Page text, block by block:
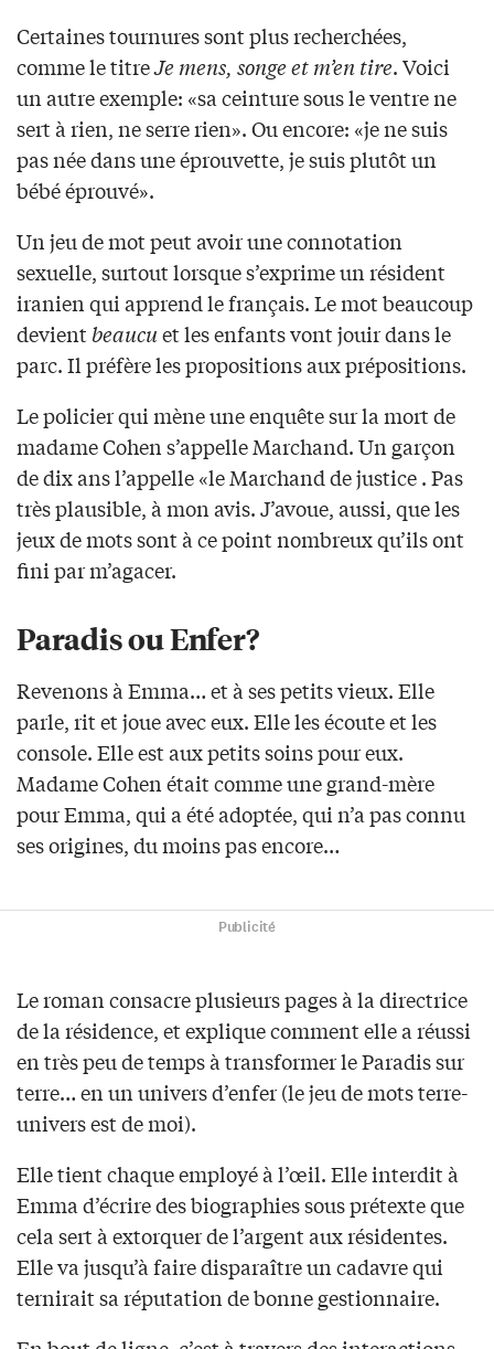
Certaines tournures sont plus recherchées,
comme le titreJe mens, songe et m’en tire. Voici
un autre exemple: «sa ceinture sous le ventre ne
sert à rien, ne serre rien». Ou encore: «je ne suis
pas née dans une éprouvette, je suis plutôt un
bébé éprouvé».
Un jeu de mot peut avoir une connotation
sexuelle, surtout lorsque s’exprime un résident
iranien qui apprend le français. Le mot beaucoup
devientbeaucuet les enfants vont jouir dans le
parc. Il préfère les propositions aux prépositions.
Le policier qui mène une enquête sur la mort de
madame Cohen s’appelle Marchand. Un garçon
de dix ans l’appelle «le Marchand de justice . Pas
très plausible, à mon avis. J’avoue, aussi, que les
jeux de mots sont à ce point nombreux qu’ils ont
fini par m’agacer.
Paradis ou Enfer?
Revenons à Emma… et à ses petits vieux. Elle
parle, rit et joue avec eux. Elle les écoute et les
console. Elle est aux petits soins pour eux.
Madame Cohen était comme une grand-mère
pour Emma, qui a été adoptée, qui n’a pas connu
ses origines, du moins pas encore…
Publicité
Le roman consacre plusieurs pages à la directrice
de la résidence, et explique comment elle a réussi
en très peu de temps à transformer le Paradis sur
terre… en un univers d’enfer (le jeu de mots terre-
univers est de moi).
Elle tient chaque employé à l’œil. Elle interdit à
Emma d’écrire des biographies sous prétexte que
cela sert à extorquer de l’argent aux résidentes.
Elle va jusqu’à faire disparaître un cadavre qui
ternirait sa réputation de bonne gestionnaire.